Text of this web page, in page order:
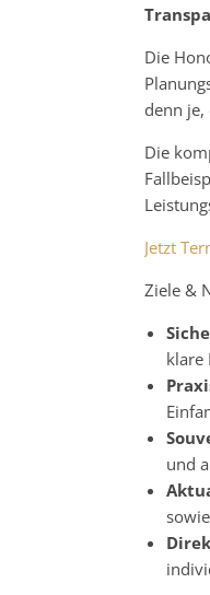
Die
denn
Die
Jetzt
Ziele &
klare
und